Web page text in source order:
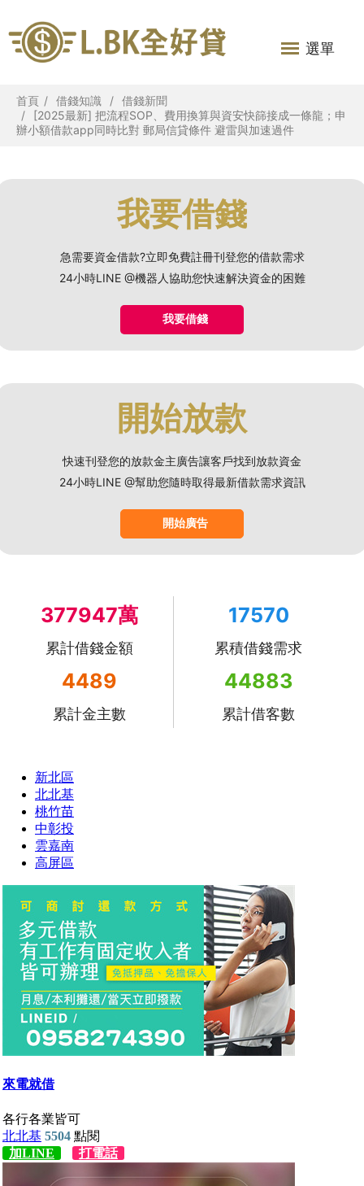
選單
首頁 借錢知識
借錢新聞
[2025最新] 把流程SOP、費用換算與資安快篩接成一條龍；申
辦小額借款app同時比對 郵局信貸條件 避雷與加速過件
我要借錢
急需要資金借款?立即免費註冊刊登您的借款需求
24小時LINE @機器人協助您快速解決資金的困難
我要借錢
開始放款
快速刊登您的放款金主廣告讓客戶找到放款資金
24小時LINE @幫助您隨時取得最新借款需求資訊
開始廣告
377947萬
累計借錢金額
17570
累積借錢需求
4489
累計金主數
44883
累計借客數